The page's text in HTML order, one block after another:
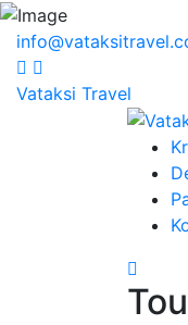
Vataksi Travel